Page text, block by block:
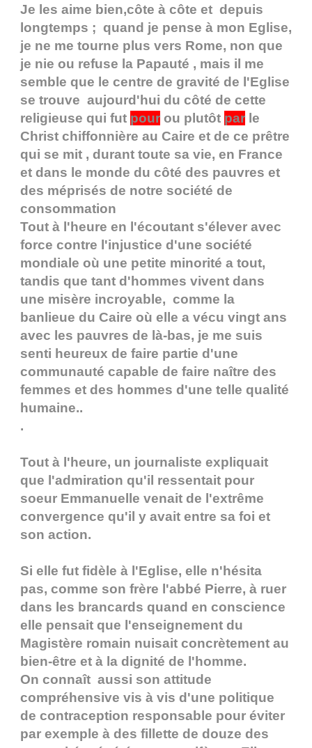
Je les aime bien,côte à côte et depuis
longtemps ; quand je pense à mon Eglise,
je ne me tourne plus vers Rome, non que
je nie ou refuse la Papauté , mais il me
semble que le centre de gravité de l'Eglise
se trouve aujourd'hui du côté de cette
religieuse qui fut pour ou plutôt par le
Christ chiffonnière au Caire et de ce prêtre
qui se mit , durant toute sa vie, en France
et dans le monde du côté des pauvres et
des méprisés de notre société de
consommation
Tout à l'heure en l'écoutant s'élever avec
force contre l'injustice d'une société
mondiale où une petite minorité a tout,
tandis que tant d'hommes vivent dans
une misère incroyable, comme la
banlieue du Caire où elle a vécu vingt ans
avec les pauvres de là-bas, je me suis
senti heureux de faire partie d'une
communauté capable de faire naître des
femmes et des hommes d'une telle qualité
humaine..
.
Tout à l'heure, un journaliste expliquait
que l'admiration qu'il ressentait pour
soeur Emmanuelle venait de l'extrême
convergence qu'il y avait entre sa foi et
son action.
Si elle fut fidèle à l'Eglise, elle n'hésita
pas, comme son frère l'abbé Pierre, à ruer
dans les brancards quand en conscience
elle pensait que l'enseignement du
Magistère romain nuisait concrètement au
bien-être et à la dignité de l'homme.
On connaît aussi son attitude
compréhensive vis à vis d'une politique
de contraception responsable pour éviter
par exemple à des fillette de douze des